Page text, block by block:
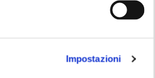
Impostazioni
Grigio 25th anniversary